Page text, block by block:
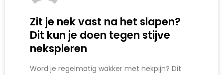
Zit je nek vast na het slapen?
Dit kun je doen tegen stijve
nekspieren
Word je regelmatig wakker met nekpijn? Dit